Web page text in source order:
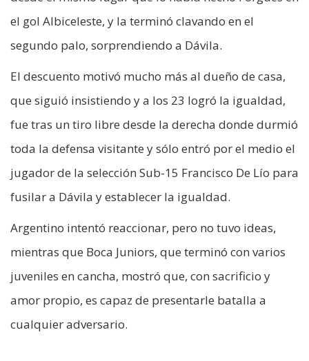
el gol Albiceleste, y la terminó clavando en el
segundo palo, sorprendiendo a Dávila.
El descuento motivó mucho más al dueño de casa,
que siguió insistiendo y a los 23 logró la igualdad,
fue tras un tiro libre desde la derecha donde durmió
toda la defensa visitante y sólo entró por el medio el
jugador de la selección Sub-15 Francisco De Lío para
fusilar a Dávila y establecer la igualdad.
Argentino intentó reaccionar, pero no tuvo ideas,
mientras que Boca Juniors, que terminó con varios
juveniles en cancha, mostró que, con sacrificio y
amor propio, es capaz de presentarle batalla a
cualquier adversario.